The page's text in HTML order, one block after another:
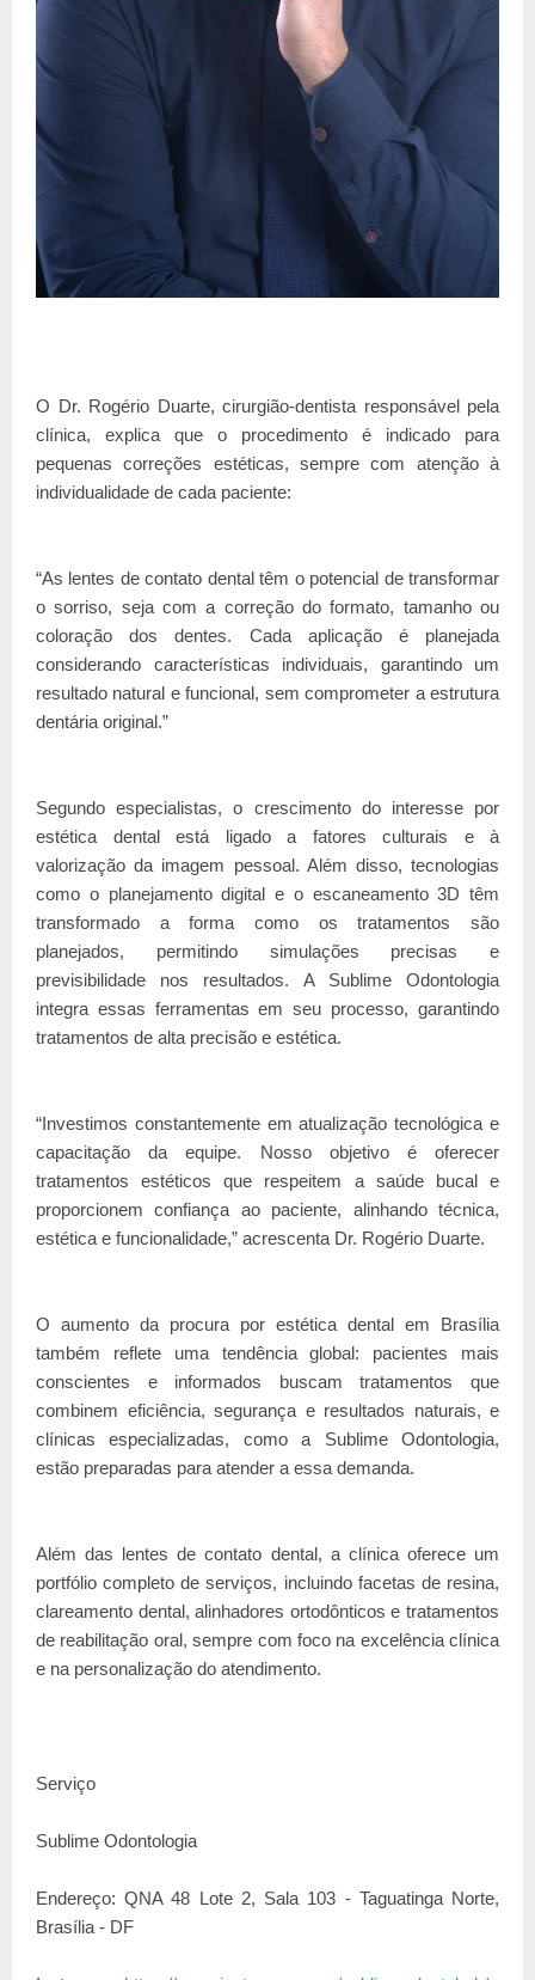
O Dr. Rogério Duarte, cirurgião-dentista responsável pela
clínica, explica que o procedimento é indicado para
pequenas correções estéticas, sempre com atenção à
individualidade de cada paciente:
“As lentes de contato dental têm o potencial de transformar
o sorriso, seja com a correção do formato, tamanho ou
coloração dos dentes. Cada aplicação é planejada
considerando características individuais, garantindo um
resultado natural e funcional, sem comprometer a estrutura
dentária original.”
Segundo especialistas, o crescimento do interesse por
estética dental está ligado a fatores culturais e à
valorização da imagem pessoal. Além disso, tecnologias
como o planejamento digital e o escaneamento 3D têm
transformado a forma como os tratamentos são
planejados, permitindo simulações precisas e
previsibilidade nos resultados. A Sublime Odontologia
integra essas ferramentas em seu processo, garantindo
tratamentos de alta precisão e estética.
“Investimos constantemente em atualização tecnológica e
capacitação da equipe. Nosso objetivo é oferecer
tratamentos estéticos que respeitem a saúde bucal e
proporcionem confiança ao paciente, alinhando técnica,
estética e funcionalidade,” acrescenta Dr. Rogério Duarte.
O aumento da procura por estética dental em Brasília
também reflete uma tendência global: pacientes mais
conscientes e informados buscam tratamentos que
combinem eficiência, segurança e resultados naturais, e
clínicas especializadas, como a Sublime Odontologia,
estão preparadas para atender a essa demanda.
Além das lentes de contato dental, a clínica oferece um
portfólio completo de serviços, incluindo facetas de resina,
clareamento dental, alinhadores ortodônticos e tratamentos
de reabilitação oral, sempre com foco na excelência clínica
e na personalização do atendimento.
Serviço
Sublime Odontologia
Endereço: QNA 48 Lote 2, Sala 103 - Taguatinga Norte,
Brasília - DF